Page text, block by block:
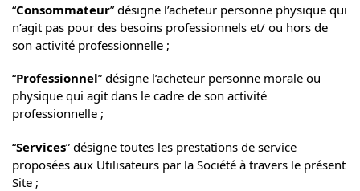
“Consommateur” désigne l’acheteur personne physique qui
n’agit pas pour des besoins professionnels et/ ou hors de
son activité professionnelle ;
“Professionnel” désigne l’acheteur personne morale ou
physique qui agit dans le cadre de son activité
professionnelle ;
“Services” désigne toutes les prestations de service
proposées aux Utilisateurs par la Société à travers le présent
Site ;